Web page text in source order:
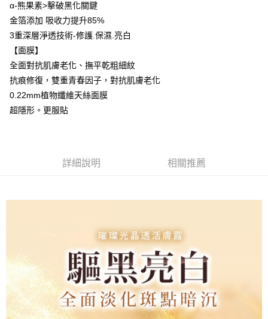
每筆NT$85，滿NT$799(含以上)免運費
每筆NT$85，滿NT$599(含以上)免運費
宅配
每筆NT$85，滿NT$599(含以上)免運費
(FedEx)海外配送
α-熊果素>擊破黑化關鍵
金箔添加 吸收力提升85%
3重深層淨透技術-修護.保濕.亮白
【面膜】
全面對抗肌膚老化、撫平乾粗細紋
抗痕修復，雙重青春因子，對抗肌膚老化
0.22mm植物纖維天絲面膜
超隱形。更服貼
詳細說明 相關推薦